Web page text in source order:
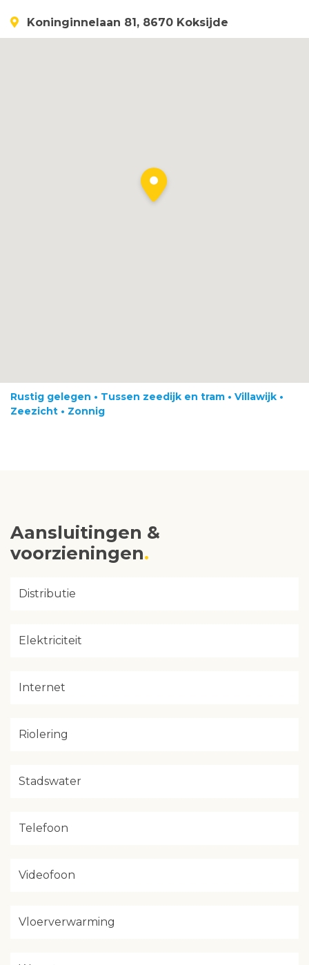
Koninginnelaan 81, 8670 Koksijde
Rustig gelegen • Tussen zeedijk en tram • Villawijk •
Zeezicht • Zonnig
Aansluitingen &
voorzieningen
Distributie
Elektriciteit
Internet
Riolering
Stadswater
Telefoon
Videofoon
Vloerverwarming